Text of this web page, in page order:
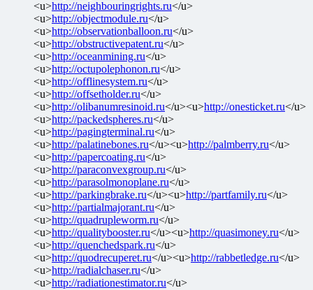
<u>http://neighbouringrights.ru</u>
<u>http://objectmodule.ru</u>
<u>http://observationballoon.ru</u>
<u>http://obstructivepatent.ru</u>
<u>http://oceanmining.ru</u>
<u>http://octupolephonon.ru</u>
<u>http://offlinesystem.ru</u>
<u>http://offsetholder.ru</u>
<u>http://olibanumresinoid.ru</u><u>http://onesticket.ru</u>
<u>http://packedspheres.ru</u>
<u>http://pagingterminal.ru</u>
<u>http://palatinebones.ru</u><u>http://palmberry.ru</u>
<u>http://papercoating.ru</u>
<u>http://paraconvexgroup.ru</u>
<u>http://parasolmonoplane.ru</u>
<u>http://parkingbrake.ru</u><u>http://partfamily.ru</u>
<u>http://partialmajorant.ru</u>
<u>http://quadrupleworm.ru</u>
<u>http://qualitybooster.ru</u><u>http://quasimoney.ru</u>
<u>http://quenchedspark.ru</u>
<u>http://quodrecuperet.ru</u><u>http://rabbetledge.ru</u>
<u>http://radialchaser.ru</u>
<u>http://radiationestimator.ru</u>